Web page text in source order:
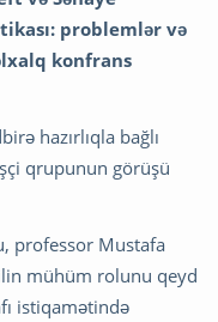
problemlər və
konfrans
hazırlıqla bağlı
qrupunun görüşü
professor Mustafa
mühüm rolunu qeyd
istiqamətində